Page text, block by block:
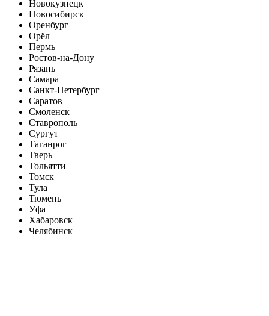
Новокузнецк
Новосибирск
Оренбург
Орёл
Пермь
Ростов-на-Дону
Рязань
Самара
Санкт-Петербург
Саратов
Смоленск
Ставрополь
Сургут
Таганрог
Тверь
Тольятти
Томск
Тула
Тюмень
Уфа
Хабаровск
Челябинск